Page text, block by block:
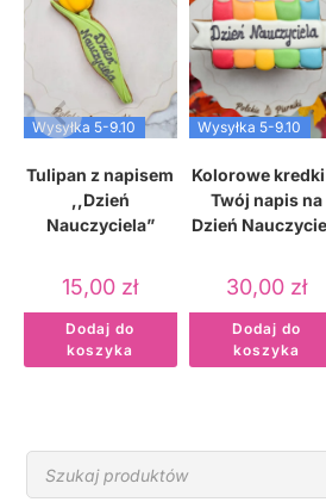
Wysyłka 5-9.10
Tulipan z napisem
,,Dzień
Nauczyciela”
15,00 zł
Dodaj do
koszyka
Wysyłka 5-9.10
Kolorowe
Twój napis na
Dzień
30,00 zł
Dodaj do
koszyka